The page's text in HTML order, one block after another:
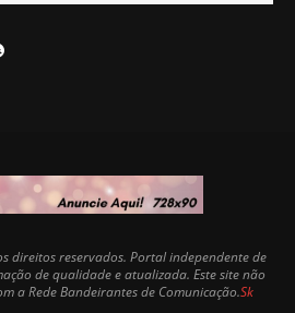
direitos reservados. Portal independente de
de qualidade e atualizada. Este site não
a Rede Bandeirantes de Comunicação.Sk